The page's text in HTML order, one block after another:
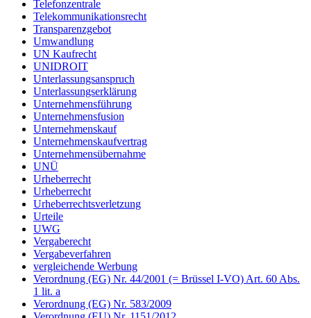
Telefonzentrale
Telekommunikationsrecht
Transparenzgebot
Umwandlung
UN Kaufrecht
UNIDROIT
Unterlassungsanspruch
Unterlassungserklärung
Unternehmensführung
Unternehmensfusion
Unternehmenskauf
Unternehmenskaufvertrag
Unternehmensübernahme
UNÜ
Urheberrecht
Urheberrecht
Urheberrechtsverletzung
Urteile
UWG
Vergaberecht
Vergabeverfahren
vergleichende Werbung
Verordnung (EG) Nr. 44/2001 (= Brüssel I-VO) Art. 60 Abs.
1 lit. a
Verordnung (EG) Nr. 583/2009